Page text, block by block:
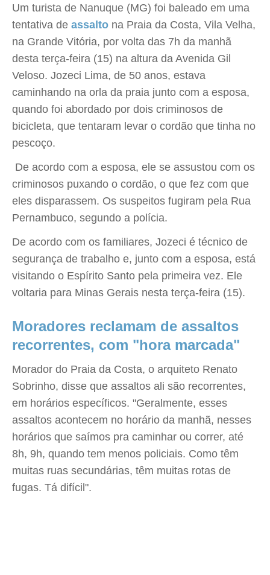
Um turista de Nanuque (MG) foi baleado em uma
tentativa de assalto na Praia da Costa, Vila Velha,
na Grande Vitória, por volta das 7h da manhã
desta terça-feira (15) na altura da Avenida Gil
Veloso. Jozeci Lima, de 50 anos, estava
caminhando na orla da praia junto com a esposa,
quando foi abordado por dois criminosos de
bicicleta, que tentaram levar o cordão que tinha no
pescoço.
De acordo com a esposa, ele se assustou com os
criminosos puxando o cordão, o que fez com que
eles disparassem. Os suspeitos fugiram pela Rua
Pernambuco, segundo a polícia.
De acordo com os familiares, Jozeci é técnico de
segurança de trabalho e, junto com a esposa, está
visitando o Espírito Santo pela primeira vez. Ele
voltaria para Minas Gerais nesta terça-feira (15).
Moradores reclamam de assaltos
recorrentes, com "hora marcada"
Morador do Praia da Costa, o arquiteto Renato
Sobrinho, disse que assaltos ali são recorrentes,
em horários específicos. "Geralmente, esses
assaltos acontecem no horário da manhã, nesses
horários que saímos pra caminhar ou correr, até
8h, 9h, quando tem menos policiais. Como têm
muitas ruas secundárias, têm muitas rotas de
fugas. Tá difícil".